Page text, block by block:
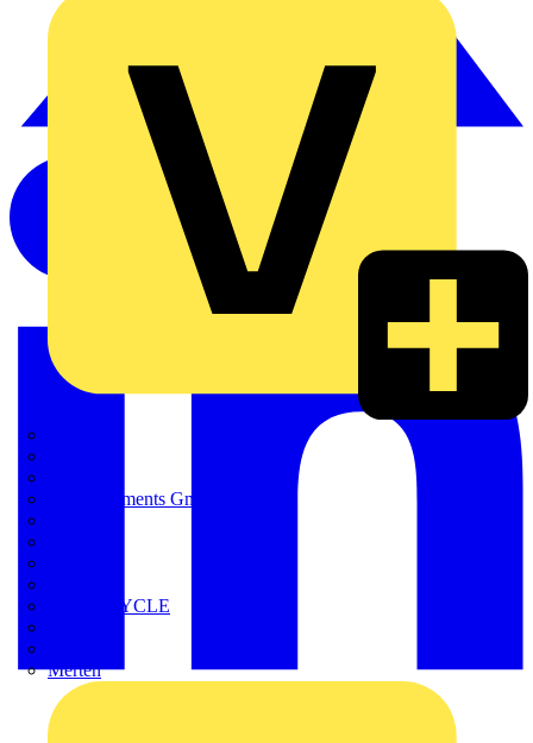
HT Instruments GmbH
LIGHTCYCLE
Merten